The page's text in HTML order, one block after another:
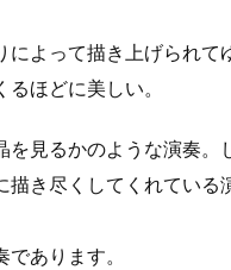
によって描き上げられて
ほどに美しい。
を見るかのような演奏。
描き尽くしてくれている
あります。